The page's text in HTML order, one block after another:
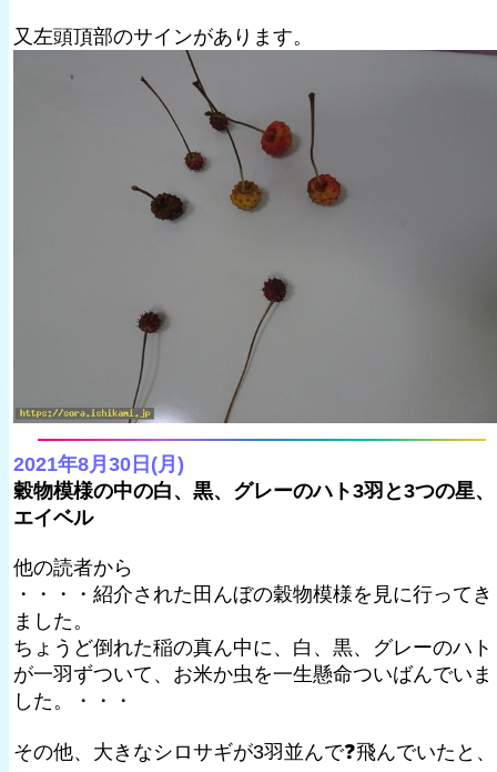
又左頭頂部のサインがあります。
2021年8月30日(月)
穀物模様の中の白、黒、グレーのハト3羽と3つの星、
エイベル
他の読者から
・・・・紹介された田んぼの穀物模様を見に行ってき
ました。
ちょうど倒れた稲の真ん中に、白、黒、グレーのハト
が一羽ずついて、お米か虫を一生懸命ついばんでいま
した。・・・
その他、大きなシロサギが3羽並んで❓飛んでいたと、